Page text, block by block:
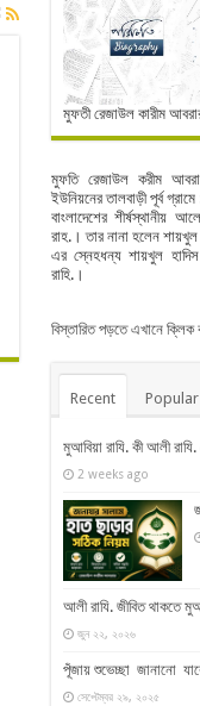
মুফতী রেজাউল কারীম আবরার
মুফতি রেজাউল করীম
ইউনিয়নের তালবাড়ী পূর্ব
বাংলাদেশের শীর্ষস্থানীয়
রাহ.। তার নানা হলেন
এর স্নেহধন্য শায়খুল
রাহি.।
বিস্তারিত পড়তে এখানে
Recent Popular
মুআবিয়া রাযি. কী আলী
2 weeks ago
আলী রাযি. জীবিত থাকতে
জুন ২২, ২০২৬
পূঁজায় শুভেচ্ছা জানানো
সেপ্টেম্বর ২৯, ২০২৫